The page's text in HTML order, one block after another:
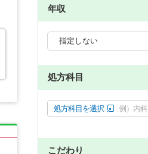
年収
処方科目
処方科目を選択 例）内科
こだわり